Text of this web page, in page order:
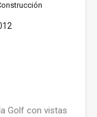
Golf con vistas